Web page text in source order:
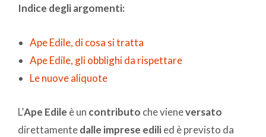
Indice degli argomenti:
Ape Edile, di cosa si tratta
Ape Edile, gli obblighi da rispettare
Le nuove aliquote
L’Ape Edile è un contributo che vieneversato
direttamentedalle imprese edilied è previsto da